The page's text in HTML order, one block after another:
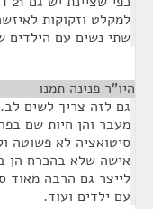
למקלט וזקוקות
שתי נשים עם הילדים
היו"ר פנינה תמנו
גם לזה צריך לשים
מעבר והן חיות שם
סיטואציה לא פשוטה
אישה שלא בהכרח הן
לייצר גם הרבה מאוד
עם ילדים ועוד.